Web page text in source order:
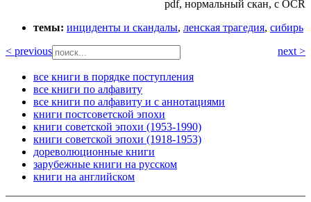
pdf, нормальный скан, с OCR
темы: инциденты и скандалы, ленская трагедия, сибирь
< previous
next >
все книги в порядке поступления
все книги по алфавиту
все книги по алфавиту и с аннотациями
книги постсоветской эпохи
книги советской эпохи (1953-1990)
книги советской эпохи (1918-1953)
дореволюционные книги
зарубежные книги на русском
книги на английском